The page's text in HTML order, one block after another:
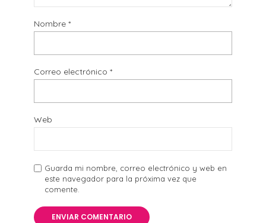
Nombre *
Correo electrónico *
Web
Guarda mi nombre, correo electrónico y web en
este navegador para la próxima vez que
comente.